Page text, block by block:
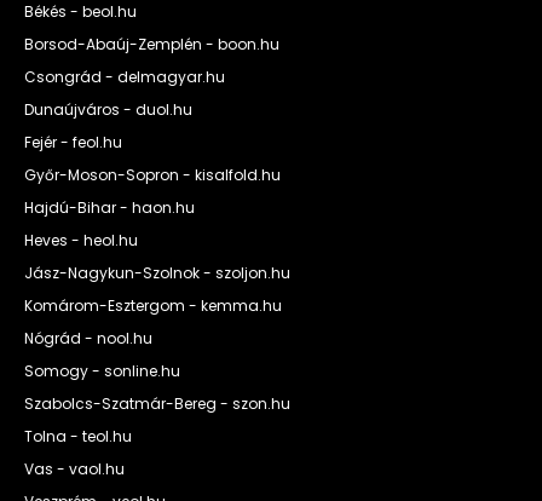
Békés - beol.hu
Borsod-Abaúj-Zemplén - boon.hu
Csongrád - delmagyar.hu
Dunaújváros - duol.hu
Fejér - feol.hu
Győr-Moson-Sopron - kisalfold.hu
Hajdú-Bihar - haon.hu
Heves - heol.hu
Jász-Nagykun-Szolnok - szoljon.hu
Komárom-Esztergom - kemma.hu
Nógrád - nool.hu
Somogy - sonline.hu
Szabolcs-Szatmár-Bereg - szon.hu
Tolna - teol.hu
Vas - vaol.hu